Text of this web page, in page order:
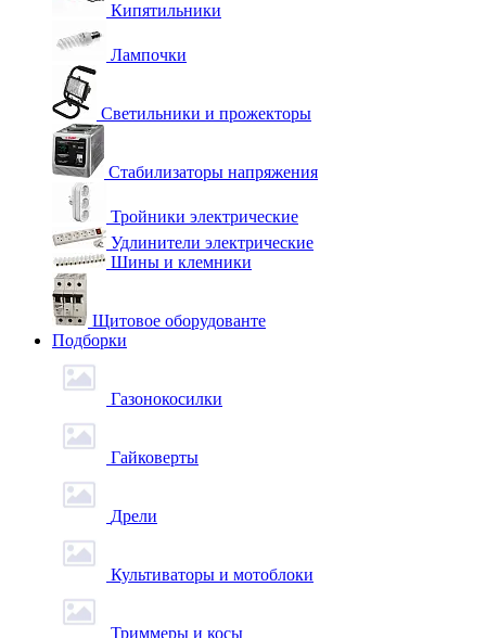
Кипятильники
Лампочки
Светильники и прожекторы
Стабилизаторы напряжения
Тройники электрические
Удлинители электрические
Шины и клемники
Щитовое оборудованте
Подборки
Газонокосилки
Гайковерты
Дрели
Культиваторы и мотоблоки
Триммеры и косы